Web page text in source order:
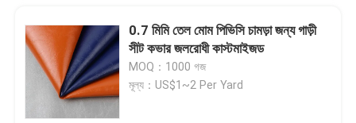
0.7 মিমি তেল মোম পিভিসি চামড়া জন্য গাড়ী
সীট কভার জলরোধী কাস্টমাইজড
MOQ：1000 গজ
মূল্য：US$1~2 Per Yard